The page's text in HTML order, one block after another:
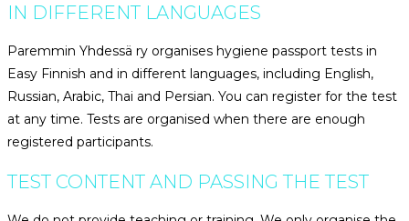
IN DIFFERENT LANGUAGES
Paremmin Yhdessä ry organises hygiene passport tests in
Easy Finnish and in different languages, including English,
Russian, Arabic, Thai and Persian. You can register for the test
at any time. Tests are organised when there are enough
registered participants.
TEST CONTENT AND PASSING THE TEST